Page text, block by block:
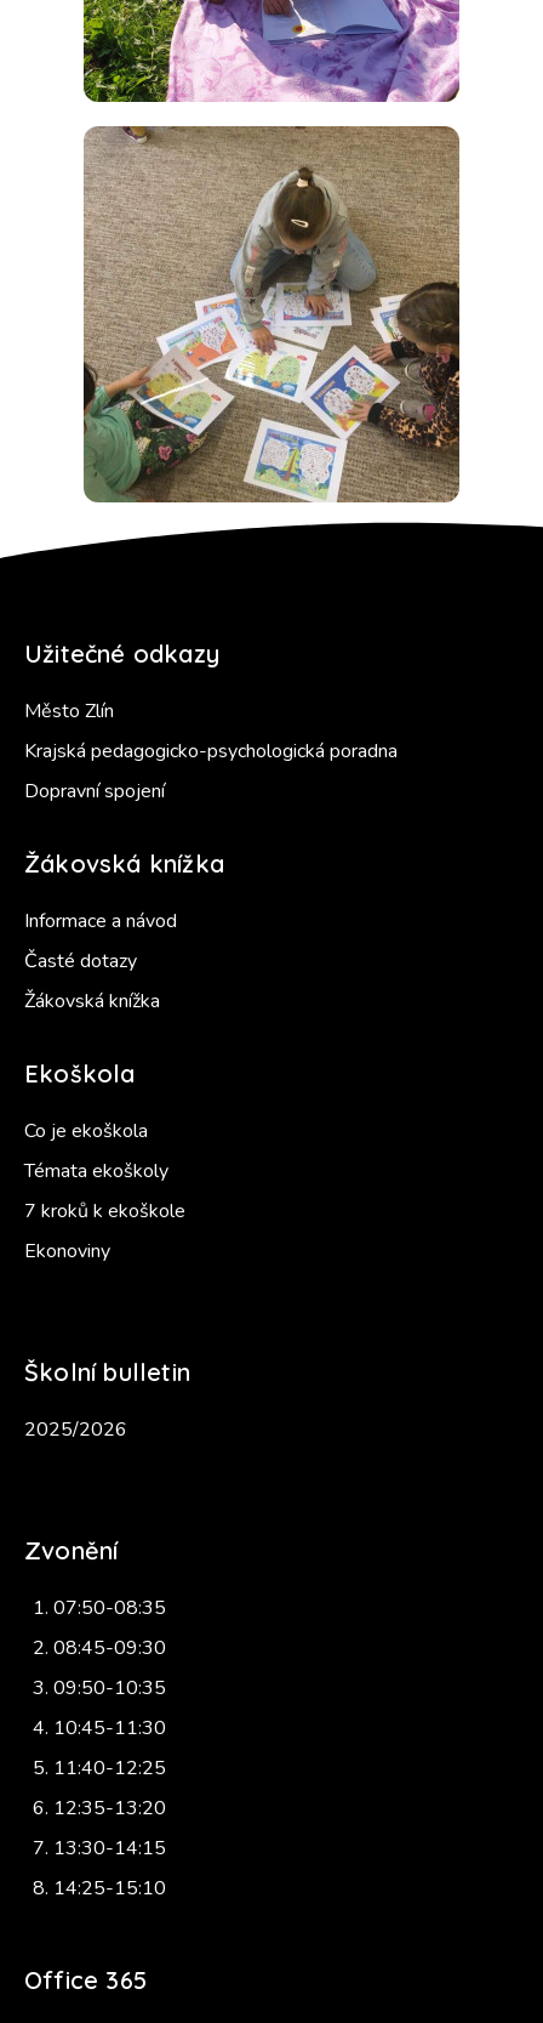
Užitečné odkazy
Město Zlín
Krajská pedagogicko-psychologická poradna
Dopravní spojení
Žákovská knížka
Informace a návod
Časté dotazy
Žákovská knížka
Ekoškola
Co je ekoškola
Témata ekoškoly
7 kroků k ekoškole
Ekonoviny
Školní bulletin
2025/2026
Zvonění
07:50-08:35
08:45-09:30
09:50-10:35
10:45-11:30
11:40-12:25
12:35-13:20
13:30-14:15
14:25-15:10
Office 365